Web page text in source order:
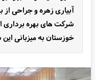
آبیاری زهره و جراحی
شرکت های بهره برداری
خوزستان به میزبانی